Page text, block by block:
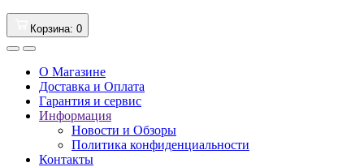
Корзина: 0
О Магазине
Доставка и Оплата
Гарантия и сервис
Информация
Новости и Обзоры
Политика конфиденциальности
Контакты